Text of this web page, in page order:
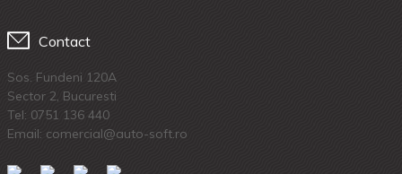
Contact
Sos. Fundeni 120A
Sector 2, Bucuresti
Tel: 0751 136 440
Email: comercial@auto-soft.ro